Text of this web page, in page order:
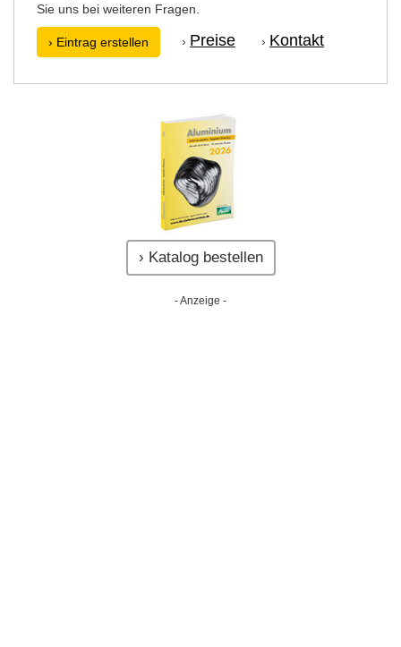
Sie uns bei weiteren Fragen.
› Eintrag erstellen › Preise › Kontakt
› Katalog bestellen
- Anzeige -